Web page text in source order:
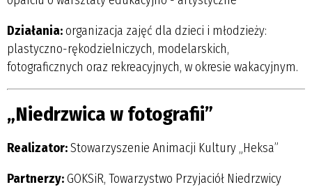
Działania:organizacja zajęć dla dzieci i młodzieży:
plastyczno-rękodzielniczych, modelarskich,
fotograficznych oraz rekreacyjnych, w okresie wakacyjnym.
„Niedrzwica w fotografii”
Realizator:Stowarzyszenie Animacji Kultury „Heksa”
Partnerzy:GOKSiR, Towarzystwo Przyjaciół Niedrzwicy